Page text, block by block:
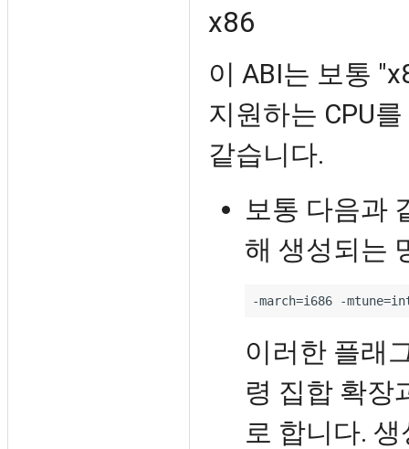
x86
이 ABI는 보통
지원하는 CPU
같습니다.
보통 다음과
해 생성되는
이러한 플래
령 집합 확장
로 합니다.